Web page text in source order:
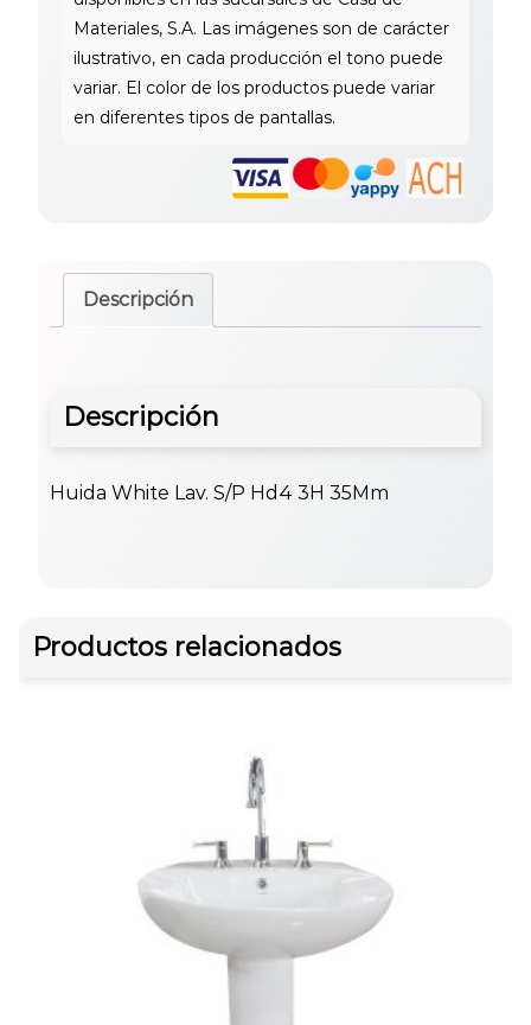
Descripción
Descripción
Huida White Lav. S/P Hd4 3H 35Mm
Productos relacionados